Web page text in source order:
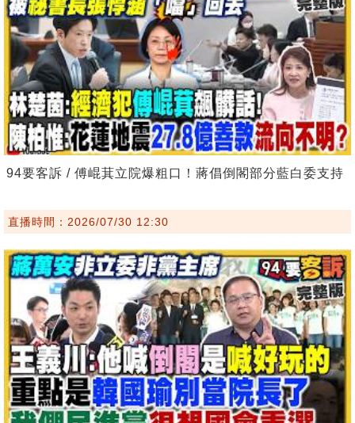
94要客訴 / 傅崐萁立院爆粗口！蔣倡倒閣部分藍白委支持
直播時間：2026/07/30 12:30